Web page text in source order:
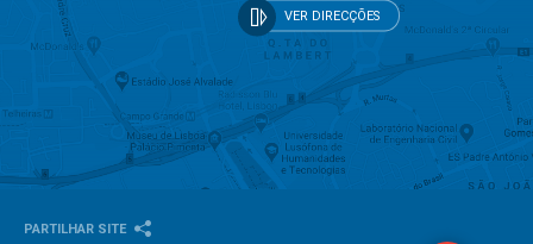
VER DIRECÇÕES
PARTILHAR SITE